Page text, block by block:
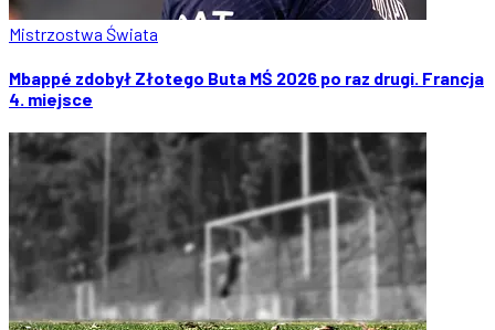
Mistrzostwa Świata
Mbappé zdobył Złotego Buta MŚ 2026 po raz drugi. Francja
4. miejsce